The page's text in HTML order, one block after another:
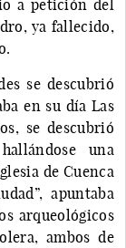
a petición del
ya fallecido,
se descubrió
en su día Las
se descubrió
una
de Cuenca
apuntaba
arqueológicos
ambos de